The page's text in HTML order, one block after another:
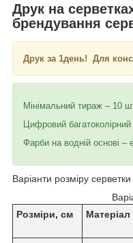
Друк на
брендування
Друк за 1день! Для
Мінімальний тираж – 10
Цифровий
Фарби на водній основі –
Варіанти розміру
Розміри, см
Матеріал